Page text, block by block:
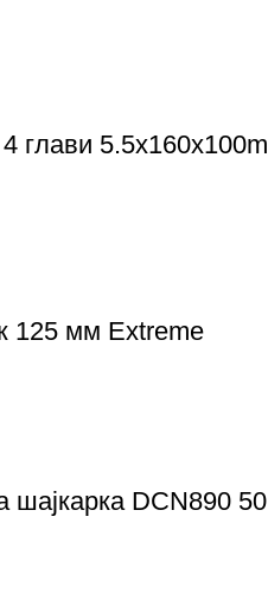
глави 5.5x160x100m
125 мм Extreme
шајкарка DCN890 50